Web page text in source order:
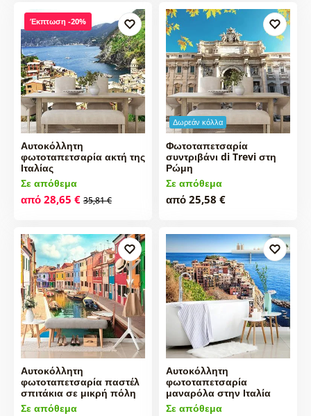
Έκπτωση -20%
Αυτοκόλλητη
φωτοταπετσαρία ακτή της
Ιταλίας
Σε απόθεμα
από 28,65 € 35,81 €
Δωρεάν κόλλα
Φωτοταπετσαρία
συντριβάνι di Trevi στη
Ρώμη
Σε απόθεμα
από 25,58 €
Αυτοκόλλητη
φωτοταπετσαρία παστέλ
σπιτάκια σε μικρή πόλη
Σε απόθεμα
Αυτοκόλλητη
φωτοταπετσαρία
μαναρόλα στην Ιταλία
Σε απόθεμα